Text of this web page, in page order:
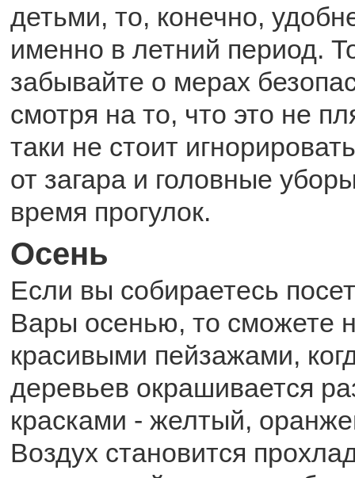
детьми, то, конечно,
именно в летний период.
забывайте о мерах
смотря на то, что это не
таки не стоит
от загара и головные
время прогулок.
Осень
Если вы собираетесь
Вары осенью, то сможете
красивыми пейзажами,
деревьев окрашивается
красками - желтый,
Воздух становится